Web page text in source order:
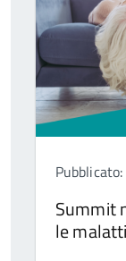
Summit
le